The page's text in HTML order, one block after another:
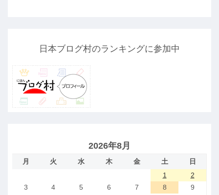
日本ブログ村のランキングに参加中
2026年8月
月 火 水 木 金 土
日
1
2
3
4 5 6 7 8
9